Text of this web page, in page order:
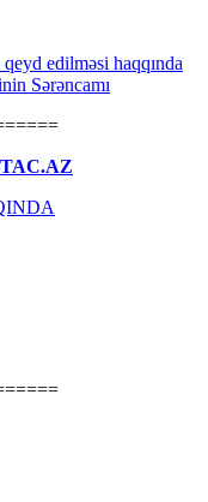
edilməsi haqqında
Sərəncamı